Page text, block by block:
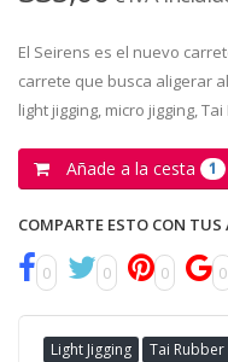
El Seirens es el nuevo
carrete que busca aligerar
light jigging, micro jigging,
Añade a la cesta 1
COMPARTE ESTO CON
0 0 0 0
Light Jigging Tai Rubber